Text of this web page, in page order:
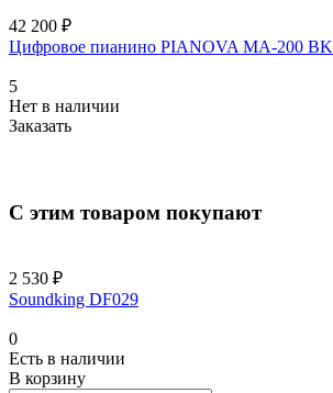
42 200 ₽
Цифровое пианино PIANOVA MA-200 BK
5
Нет в наличии
Заказать
С этим товаром покупают
2 530 ₽
Soundking DF029
0
Есть в наличии
В корзину